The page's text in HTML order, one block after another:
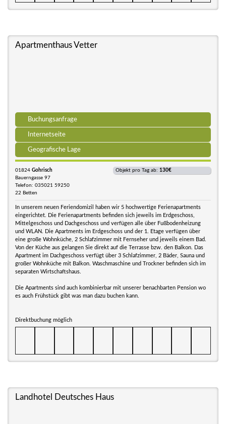
Apartmenthaus Vetter
Buchungsanfrage
Internetseite
Geografische Lage
01824 Gohrisch
Bauerngasse 97
Telefon: 035021 59250
22 Betten
Objekt pro Tag ab: 130€
In unserem neuen Feriendomizil haben wir 5 hochwertige Ferienapartments
eingerichtet. Die Ferienapartments befinden sich jeweils im Erdgeschoss,
Mittelgeschoss und Dachgeschoss und verfügen alle über Fußbodenheizung
und WLAN. Die Apartments im Erdgeschoss und der 1. Etage verfügen über
eine große Wohnküche, 2 Schlafzimmer mit Fernseher und jeweils einem Bad.
Von der Küche aus gelangen Sie direkt auf die Terrasse bzw. den Balkon. Das
Apartment im Dachgeschoss verfügt über 3 Schlafzimmer, 2 Bäder, Sauna und
großer Wohnküche mit Balkon. Waschmaschine und Trockner befinden sich im
separaten Wirtschaftshaus.
Die Apartments sind auch kombinierbar mit unserer benachbarten Pension wo
es auch Frühstück gibt was man dazu buchen kann.
Direktbuchung möglich
Landhotel Deutsches Haus